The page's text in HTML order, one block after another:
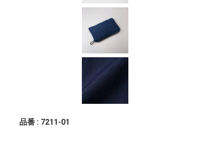
品番 : 7211-01